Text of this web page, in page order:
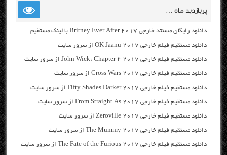
پربازدید ماه …
دانلود رایگان مسنتد خارجی Britney Ever After 2017 با لینک مستقیم
دانلود مستقیم فیلم خارجی OK Jaanu 2017 از سرور سایت
دانلود مستقیم فیلم خارجی John Wick: Chapter 2 2017 از سرور سایت
دانلود مستقیم فیلم خارجی Cross Wars 2017 از سرور سایت
دانلود مستقیم فیلم خارجی Fifty Shades Darker 2017 از سرور سایت
دانلود مستقیم فیلم خارجی From Straight As 2017 از سرور سایت
دانلود مستقیم فیلم خارجی Zeroville 2017 از سرور سایت
دانلود مستقیم فیلم خارجی The Mummy 2017 از سرور سایت
دانلود مستقیم فیلم خارجی The Fate of the Furious 2017 از سرور سایت